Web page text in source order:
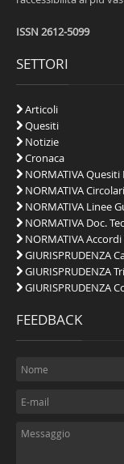
ISSN 2612-5099
SETTORI
Articoli
Quesiti
Notizie
Cronaca
NORMATIVA
NORMATIVA
NORMATIVA Linee
NORMATIVA Doc.
NORMATIVA
GIURISPRUDENZA
GIURISPRUDENZA
GIURISPRUDENZA
FEEDBACK